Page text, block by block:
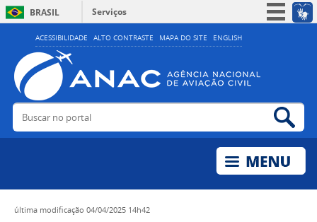
ACESSIBILIDADE ALTO CONTRASTE MAPA DO SITE ENGLISH
BRASIL
Serviços
Simplifique!
Acesso à informação
Legislação
Buscar no portal
última modificação 04/04/2025 14h42